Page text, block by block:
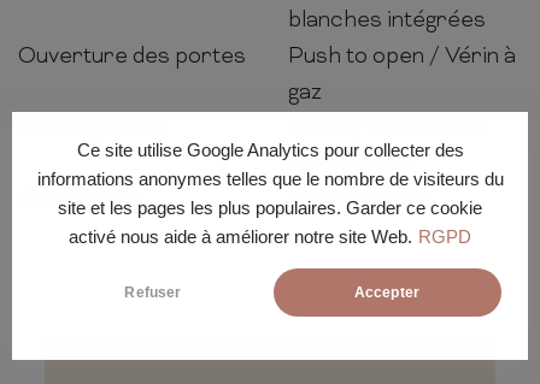
Ce site utilise Google Analytics pour collecter des
informations anonymes telles que le nombre de visiteurs du
site et les pages les plus populaires. Garder ce cookie
activé nous aide à améliorer notre site Web. RGPD
Refuser Accepter
blanches intégrées
Ouverture des portes
Push to open / Vérin à
gaz
sur secteur
Assemblage
Meuble en kit